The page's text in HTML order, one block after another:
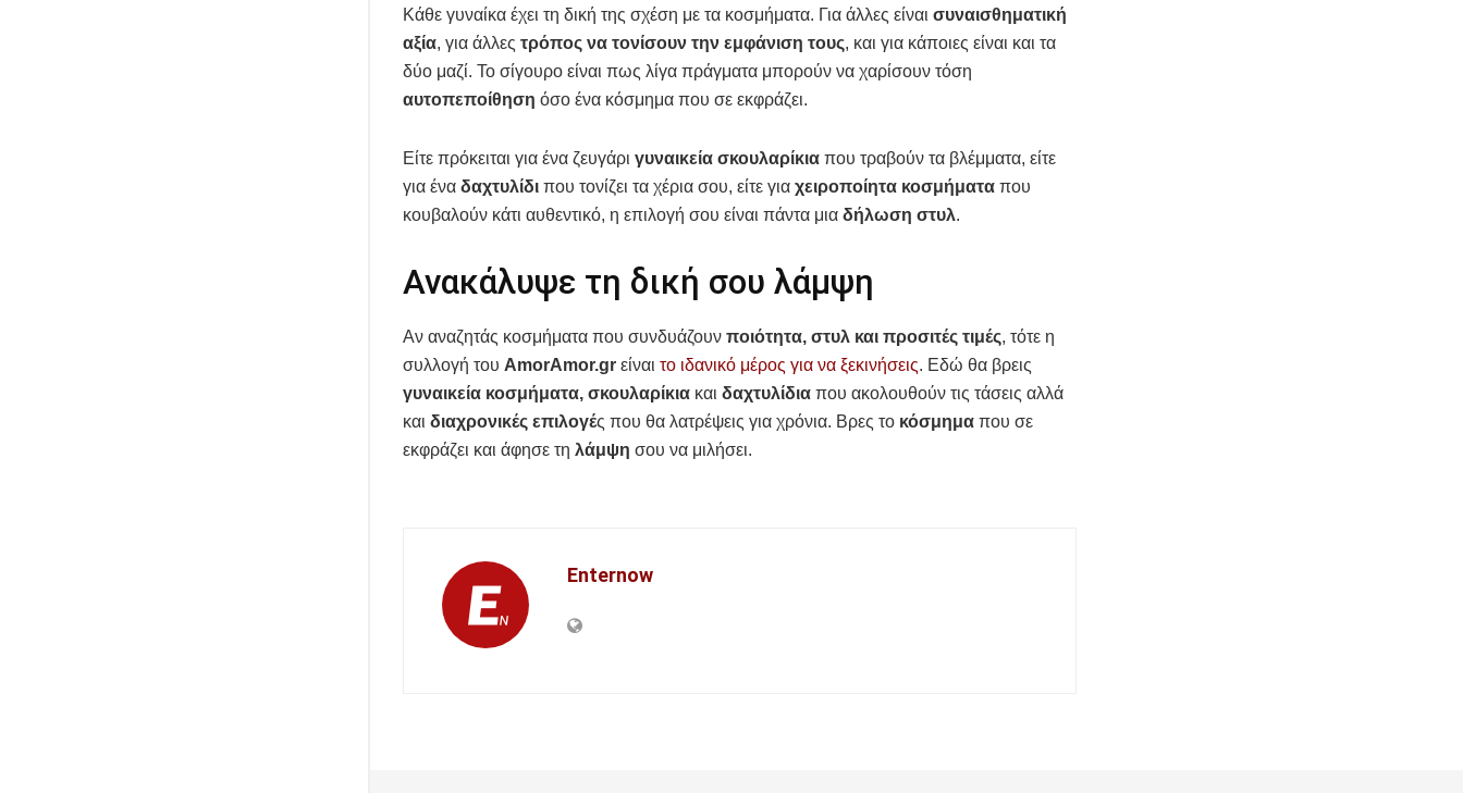
Κάθε γυναίκα έχει τη δική της σχέση με τα κοσμήματα. Για άλλες είναι συναισθηματική
αξία, για άλλες τρόπος να τονίσουν την εμφάνιση τους, και για κάποιες είναι και τα
δύο μαζί. Το σίγουρο είναι πως λίγα πράγματα μπορούν να χαρίσουν τόση
αυτοπεποίθηση όσο ένα κόσμημα που σε εκφράζει.
Είτε πρόκειται για ένα ζευγάρι γυναικεία σκουλαρίκια που τραβούν τα βλέμματα, είτε
για ένα δαχτυλίδι που τονίζει τα χέρια σου, είτε για χειροποίητα κοσμήματα που
κουβαλούν κάτι αυθεντικό, η επιλογή σου είναι πάντα μια δήλωση στυλ.
Ανακάλυψε τη δική σου λάμψη
Αν αναζητάς κοσμήματα που συνδυάζουν ποιότητα, στυλ και προσιτές τιμές, τότε η
συλλογή του AmorAmor.gr είναι το ιδανικό μέρος για να ξεκινήσεις. Εδώ θα βρεις
γυναικεία κοσμήματα, σκουλαρίκια και δαχτυλίδια που ακολουθούν τις τάσεις αλλά
και διαχρονικές επιλογές που θα λατρέψεις για χρόνια. Βρες το κόσμημα που σε
εκφράζει και άφησε τη λάμψη σου να μιλήσει.
Enternow